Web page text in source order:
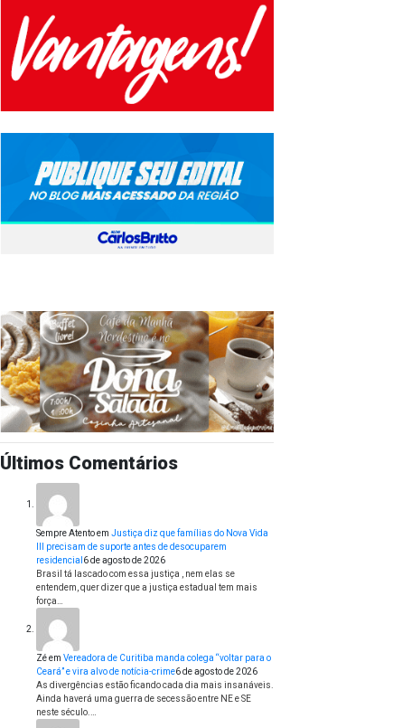
Últimos Comentários
Sempre Atentoem Justiça diz que famílias do Nova Vida
III precisam de suporte antes de desocuparem
residencial 6 de agosto de 2026
Brasil tá lascado com essa justiça , nem elas se
entendem, quer dizer que a justiça estadual tem mais
força…
Zéem Vereadora de Curitiba manda colega “voltar para o
Ceará” e vira alvo de notícia-crime6 de agosto de 2026
As divergências estão ficando cada dia mais insanáveis.
Ainda haverá uma guerra de secessão entre NE e SE
neste século.…